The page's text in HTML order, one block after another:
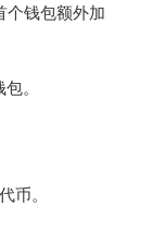
个钱包额外加
。
币。